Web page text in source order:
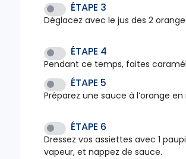
ÉTAPE 3
Déglacez avec le jus des 2
ÉTAPE 4
Pendant ce temps, faites
ÉTAPE 5
Préparez une sauce à l’orange
ÉTAPE 6
Dressez vos assiettes avec 1
vapeur, et nappez de sauce.